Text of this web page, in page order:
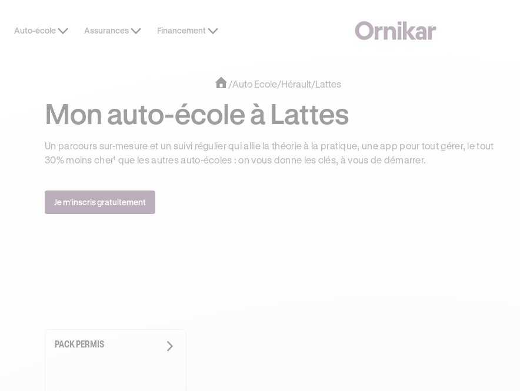
OFFRE EXCLUSIVE JUSQU’À 170€ OFFERTS AVEC REVOLUT + 3 MOIS DEEZER PREMIUM OFFERTS* !
Auto-école Assurances Financement
/Auto Ecole/Hérault/Lattes
Mon auto-école à Lattes
Un parcours sur-mesure et un suivi régulier qui allie la théorie à la pratique, une app pour tout gérer, le tout
30% moins cher¹ que les autres auto-écoles : on vous donne les clés, à vous de démarrer.
Je m'inscris gratuitement
PACK PERMIS